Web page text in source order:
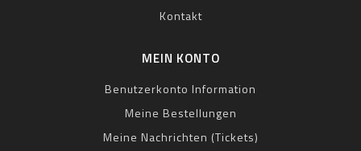
Kontakt
MEIN KONTO
Benutzerkonto Information
Meine Bestellungen
Meine Nachrichten (Tickets)